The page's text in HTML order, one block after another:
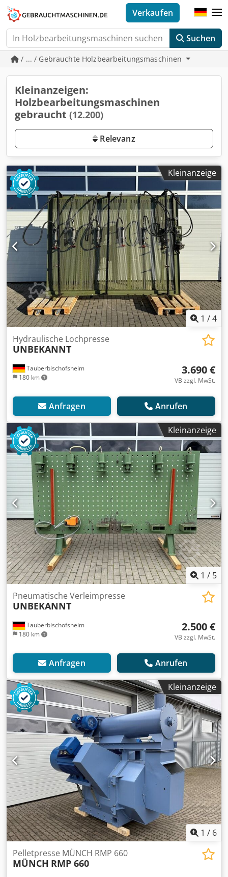
Suchen
Verkaufen
/ ... / Gebrauchte Holzbearbeitungsmaschinen
Kleinanzeigen:
Holzbearbeitungsmaschinen
gebraucht (12.200)
Relevanz
Kleinanzeige
1 /4
Tauberbischofsheim
180 km
Hydraulische Lochpresse
UNBEKANNT
3.690 €
VB zzgl. MwSt.
Anfragen Anrufen
Kleinanzeige
1 / 5
Tauberbischofsheim
180 km
Pneumatische Verleimpresse
UNBEKANNT
2.500 €
VB zzgl. MwSt.
Anfragen Anrufen
Kleinanzeige
1 / 6
Pelletpresse MÜNCH RMP 660
MÜNCH RMP 660